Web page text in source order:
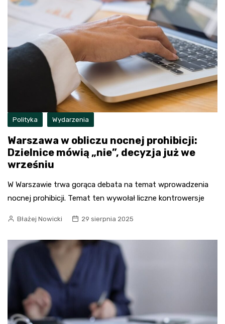
Polityka Wydarzenia
Warszawa w obliczu nocnej prohibicji:
Dzielnice mówią „nie”, decyzja już we
wrześniu
W Warszawie trwa gorąca debata na temat wprowadzenia
nocnej prohibicji. Temat ten wywołał liczne kontrowersje
Błażej Nowicki 29 sierpnia 2025